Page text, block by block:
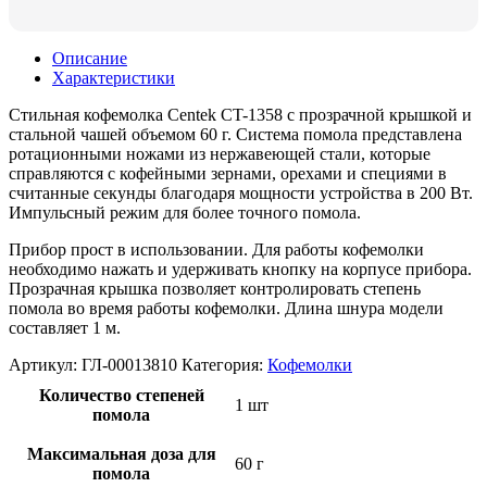
Описание
Характеристики
Стильная кофемолка Centek CT-1358 с прозрачной крышкой и
стальной чашей объемом 60 г. Система помола представлена
ротационными ножами из нержавеющей стали, которые
справляются с кофейными зернами, орехами и специями в
считанные секунды благодаря мощности устройства в 200 Вт.
Импульсный режим для более точного помола.
Прибор прост в использовании. Для работы кофемолки
необходимо нажать и удерживать кнопку на корпусе прибора.
Прозрачная крышка позволяет контролировать степень
помола во время работы кофемолки. Длина шнура модели
составляет 1 м.
Артикул: ГЛ-00013810 Категория: Кофемолки
Количество степеней
помола
1 шт
Максимальная доза для
помола
60 г